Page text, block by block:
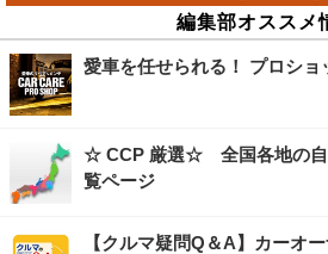
編集部オススメ
愛車を任せられる！ プロショ
☆ CCP 厳選☆ 全国各地の自
覧ページ
【クルマ疑問Q＆A】カーオ